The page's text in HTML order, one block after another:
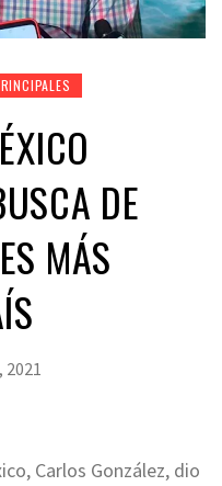
DE
MÁS
2021
Carlos González, dio